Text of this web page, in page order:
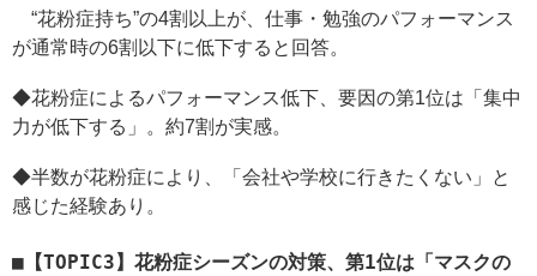
“花粉症持ち”の4割以上が、仕事・勉強のパフォーマンス
が通常時の6割以下に低下すると回答。
◆花粉症によるパフォーマンス低下、要因の第1位は「集中
力が低下する」。約7割が実感。
◆半数が花粉症により、「会社や学校に行きたくない」と
感じた経験あり。
【TOPIC3】花粉症シーズンの対策、第1位は「マスクの